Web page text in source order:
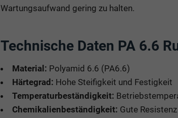
Wartungsaufwand gering zu halten.
Technische Daten PA 6.6
Material: Polyamid 6.6 (PA6.6)
Härtegrad: Hohe Steifigkeit und Festigkeit
Temperaturbeständigkeit:
Chemikalienbeständigkeit: Gute